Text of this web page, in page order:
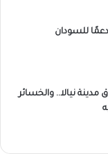
نيالا.. والخسائر